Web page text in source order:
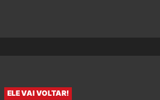
ELE VAI VOLTAR!